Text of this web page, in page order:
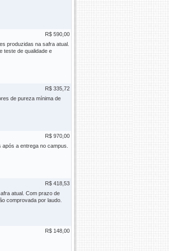
R$ 590,00
produzidas na safra atual.
teste de qualidade e
R$ 335,72
de pureza mínima de
R$ 970,00
a entrega no campus.
R$ 418,53
atual. Com prazo de
comprovada por laudo.
R$ 148,00